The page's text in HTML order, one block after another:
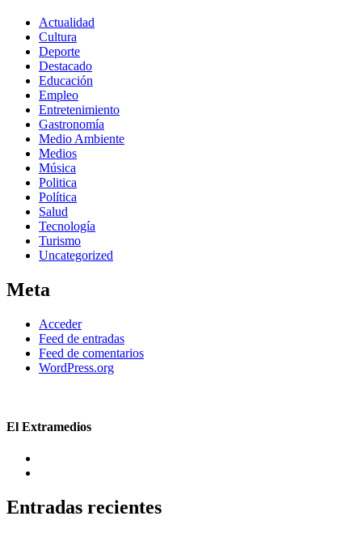
Actualidad
Cultura
Deporte
Destacado
Educación
Empleo
Entretenimiento
Gastronomía
Medio Ambiente
Medios
Música
Politica
Política
Salud
Tecnología
Turismo
Uncategorized
Meta
Acceder
Feed de entradas
Feed de comentarios
WordPress.org
El Extramedios
Entradas recientes